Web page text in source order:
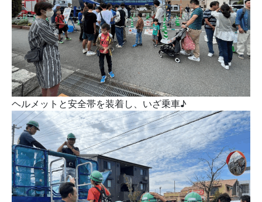
ヘルメットと安全帯を装着し、いざ乗車♪